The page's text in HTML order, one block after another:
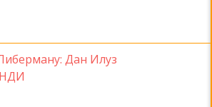
Дан Илуз
НДИ